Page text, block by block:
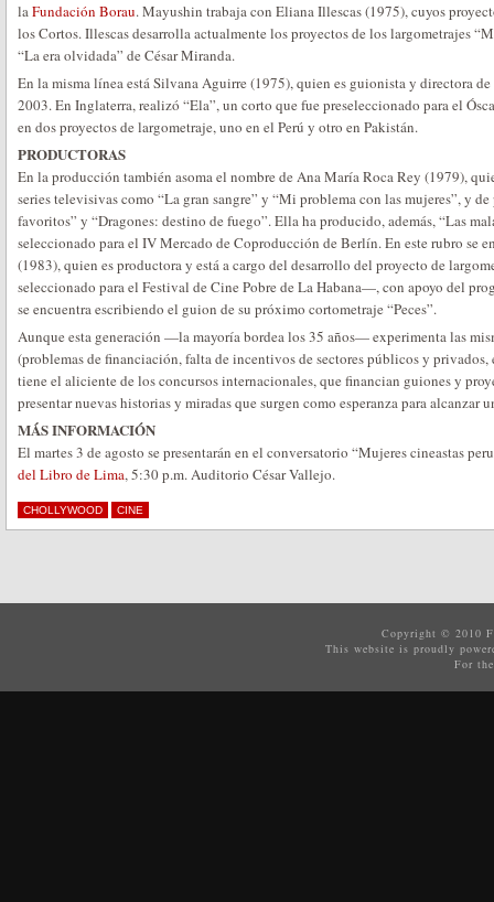
laFundación Borau. Mayushin trabaja con Eliana Illescas (1975), cuyos
los Cortos. Illescas desarrolla actualmente los proyectos de los largometrajes
“La era olvidada” de César Miranda.
En la misma línea está Silvana Aguirre (1975), quien es guionista y directora
2003. En Inglaterra, realizó “Ela”, un corto que fue preseleccionado para el
en dos proyectos de largometraje, uno en el Perú y otro en Pakistán.
PRODUCTORAS
En la producción también asoma el nombre de Ana María Roca Rey (1979),
series televisivas como “La gran sangre” y “Mi problema con las mujeres”, y
favoritos” y “Dragones: destino de fuego”. Ella ha producido, además, “Las
seleccionado para el IV Mercado de Coproducción de Berlín. En este rubro se
(1983), quien es productora y está a cargo del desarrollo del proyecto de
seleccionado para el Festival de Cine Pobre de La Habana—, con apoyo del
se encuentra escribiendo el guion de su próximo cortometraje “Peces”.
Aunque esta generación —la mayoría bordea los 35 años— experimenta las
(problemas de financiación, falta de incentivos de sectores públicos y privados,
tiene el aliciente de los concursos internacionales, que financian guiones y
presentar nuevas historias y miradas que surgen como esperanza para alcanzar
MÁS INFORMACIÓN
El martes 3 de agosto se presentarán en el conversatorio “Mujeres cineastas
del Libro de Lima, 5:30 p.m. Auditorio César Vallejo.
CHOLLYWOOD CINE
Copyright © 2010
This website is proudly
For